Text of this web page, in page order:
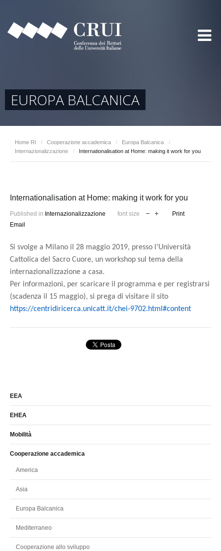
EUROPA BALCANICA
Home RI / Cooperazione accademica / Europa Balcanica
/
Internazionalizzazione
/ Internationalisation at Home: making it work for you
Internationalisation at Home: making it work for you
Published in Internazionalizzazione font size
Print
Email
Si svolge a Milano il 28 maggio 2019, presso l’Università
Cattolica del Sacro Cuore, un workshop sul tema della
internazionalizzazione a casa.
Per informazioni, per scaricare il programma e per registrarsi
(scadenza il 15 maggio), si prega di visitare il sito
https://centridiricerca.unicatt.it/chei-9702.html#content
EEA
EHEA
Mobilità
Cooperazione accademica
America
Asia
Europa Balcanica
Mediterraneo
Cooperazione allo sviluppo